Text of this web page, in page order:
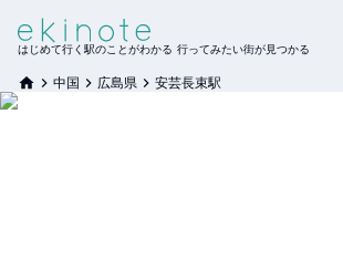
はじめて行く駅のことがわかる 行ってみたい街が見つかる
中国 広島県 安芸長束駅